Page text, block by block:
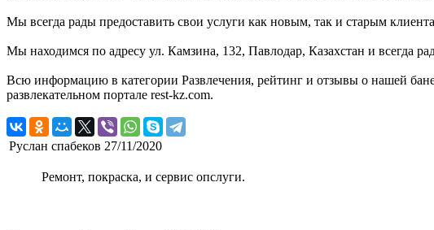
Мы всегда рады предоставить свои услуги как новым, так и старым
Мы находимся по адресу ул. Камзина, 132, Павлодар, Казахстан и всегда
Всю информацию в категории Развлечения, рейтинг и отзывы о нашей
развлекательном портале rest-kz.com.
Руслан спабеков 27/11/2020
Ремонт, покраска, и сервис опслуги.